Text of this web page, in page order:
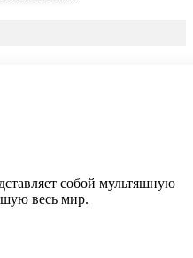
собой мультяшную
весь мир.